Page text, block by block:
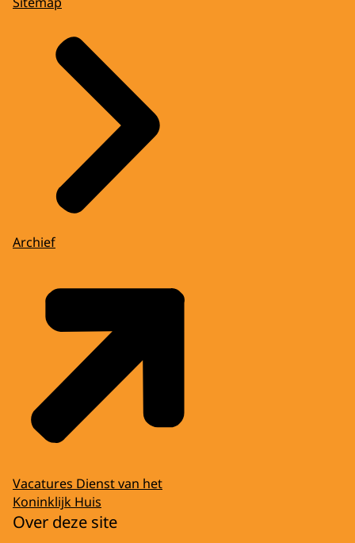
Archief
Vacatures Dienst van het
Koninklijk Huis
Over deze site